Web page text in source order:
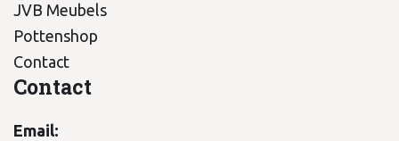
JVB Meubels
Pottenshop
Contact
Contact
Email: